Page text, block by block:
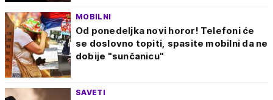
MOBILNI
Od ponedeljka novi horor! Telefoni će
se doslovno topiti, spasite mobilni da ne
dobije "sunčanicu"
SAVETI